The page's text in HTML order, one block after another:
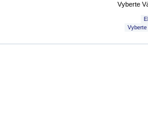
Vyberte